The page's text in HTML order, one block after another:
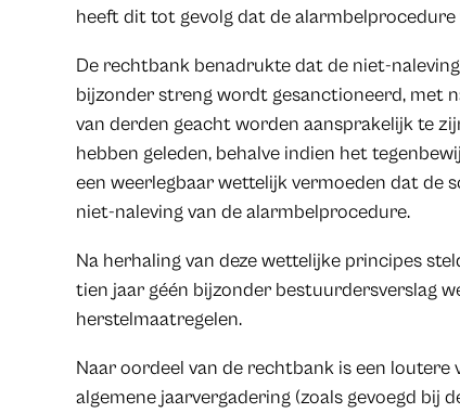
heeft dit tot gevolg dat de
De rechtbank benadrukte dat de niet-
bijzonder streng wordt gesanctioneerd, met
van derden geacht worden aansprakelijk te
hebben geleden, behalve indien het
een weerlegbaar wettelijk vermoeden dat de
niet-naleving van de alarmbelprocedure.
Na herhaling van deze wettelijke principes
tien jaar géén bijzonder bestuurdersverslag
herstelmaatregelen.
Naar oordeel van de rechtbank is een
algemene jaarvergadering (zoals gevoegd bij